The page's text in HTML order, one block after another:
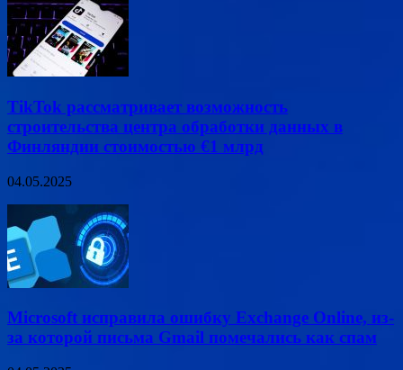
TikTok рассматривает возможность
строительства центра обработки данных в
Финляндии стоимостью €1 млрд
04.05.2025
Microsoft исправила ошибку Exchange Online, из-
за которой письма Gmail помечались как спам